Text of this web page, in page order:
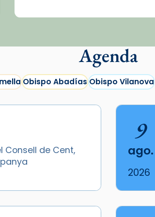
Agenda
Obispo AbadíasObispo Vilanova
Consell de Cent,
9
ago.
2026